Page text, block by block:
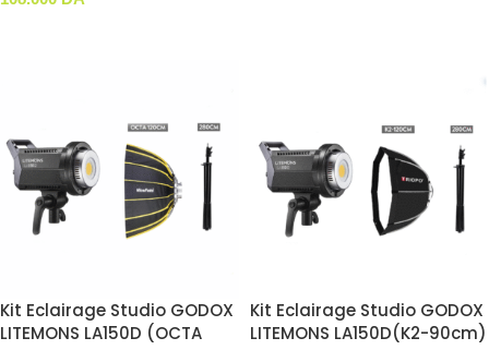
Kit Eclairage Studio GODOX
LITEMONS LA150D (OCTA
Kit Eclairage Studio GODOX
LITEMONS LA150D(K2-90cm)